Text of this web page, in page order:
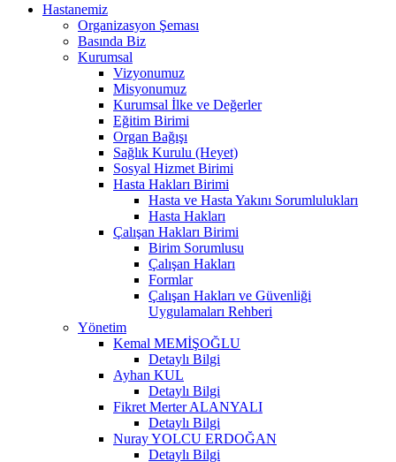
Hastanemiz
Organizasyon Şeması
Basında Biz
Kurumsal
Vizyonumuz
Misyonumuz
Kurumsal İlke ve Değerler
Eğitim Birimi
Organ Bağışı
Sağlık Kurulu (Heyet)
Sosyal Hizmet Birimi
Hasta Hakları Birimi
Hasta ve Hasta Yakını Sorumlulukları
Hasta Hakları
Çalışan Hakları Birimi
Birim Sorumlusu
Çalışan Hakları
Formlar
Çalışan Hakları ve Güvenliği
Uygulamaları Rehberi
Yönetim
Kemal MEMİŞOĞLU
Detaylı Bilgi
Ayhan KUL
Detaylı Bilgi
Fikret Merter ALANYALI
Detaylı Bilgi
Nuray YOLCU ERDOĞAN
Detaylı Bilgi